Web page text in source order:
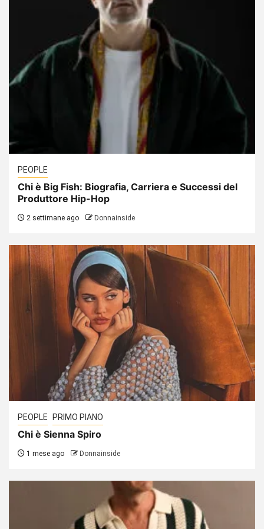
PEOPLE
Chi è Big Fish: Biografia, Carriera e Successi del
Produttore Hip-Hop
2 settimane ago Donnainside
PEOPLE PRIMO PIANO
Chi è Sienna Spiro
1 mese ago Donnainside